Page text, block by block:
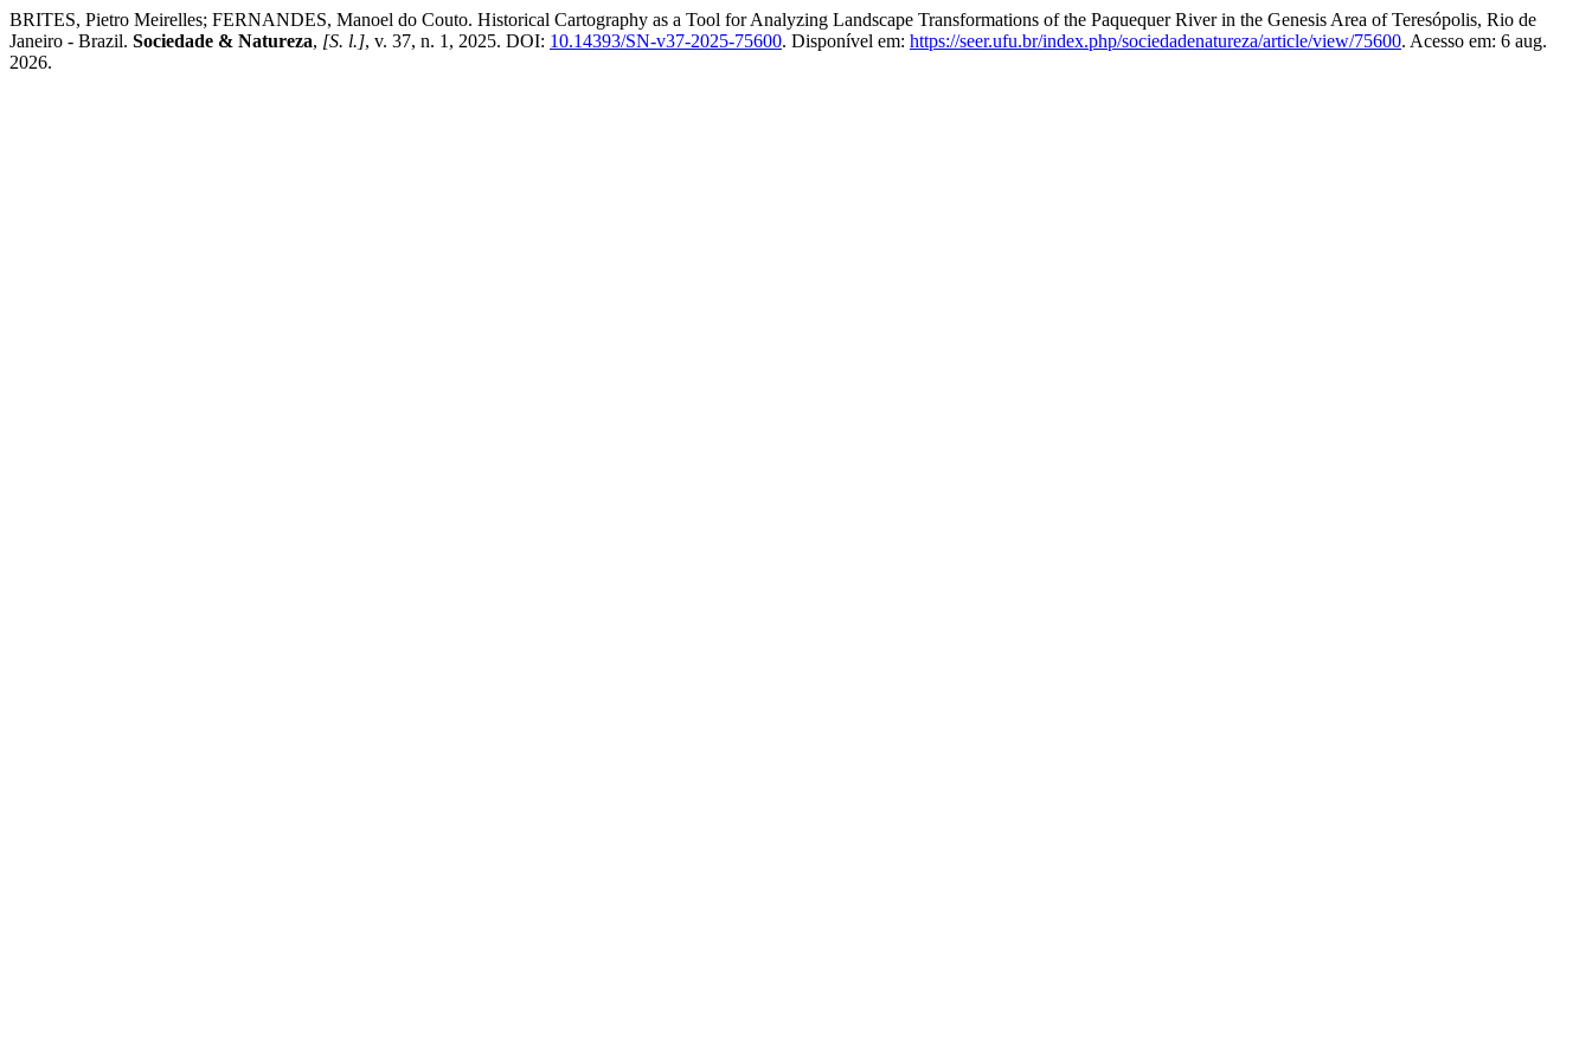
BRITES, Pietro Meirelles; FERNANDES, Manoel do Couto. Historical Cartography as a Tool for Analyzing Landscape Transformations of the Paquequer River in the Genesis Area of Teresópolis, Rio de
Janeiro - Brazil. Sociedade & Natureza, [S. l.], v. 37, n. 1, 2025. DOI: 10.14393/SN-v37-2025-75600. Disponível em: https://seer.ufu.br/index.php/sociedadenatureza/article/view/75600. Acesso em: 6 aug.
2026.